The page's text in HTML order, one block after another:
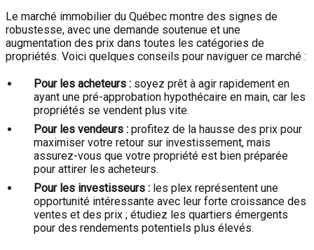
Le marché immobilier du Québec montre des signes de
robustesse, avec une demande soutenue et une
augmentation des prix dans toutes les catégories de
propriétés. Voici quelques conseils pour naviguer ce marché :
Pour les acheteurs : soyez prêt à agir rapidement en
ayant une pré-approbation hypothécaire en main, car les
propriétés se vendent plus vite.
Pour les vendeurs : profitez de la hausse des prix pour
maximiser votre retour sur investissement, mais
assurez-vous que votre propriété est bien préparée
pour attirer les acheteurs.
Pour les investisseurs : les plex représentent une
opportunité intéressante avec leur forte croissance des
ventes et des prix ; étudiez les quartiers émergents
pour des rendements potentiels plus élevés.